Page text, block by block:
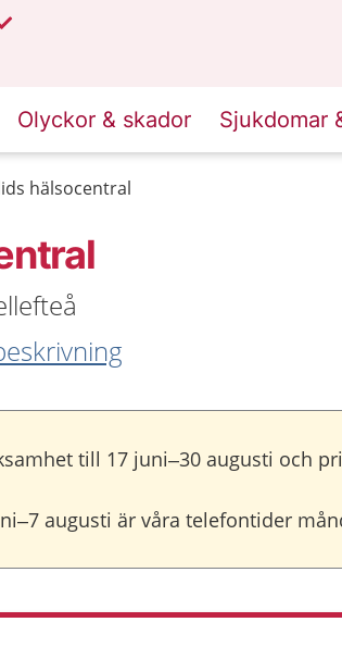
Olyckor & skador Sjukdomar
hälsocentral
till 17 juni–30 augusti och
augusti är våra telefontider